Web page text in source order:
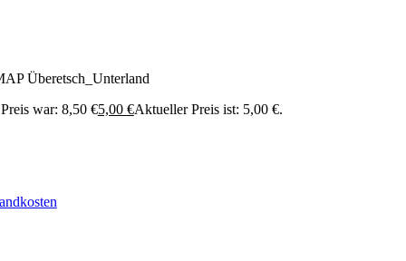
Überetsch_Unterland
war: 8,50 €5,00 €Aktueller Preis ist: 5,00 €.